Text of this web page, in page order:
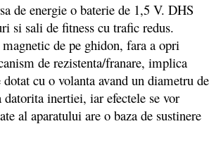
de energie o baterie de 1,5 V. DHS
si sali de fitness cu trafic redus.
de pe ghidon, fara a opri
de rezistenta/franare, implica
cu o volanta avand un diametru de
inertiei, iar efectele se vor
al aparatului are o baza de sustinere